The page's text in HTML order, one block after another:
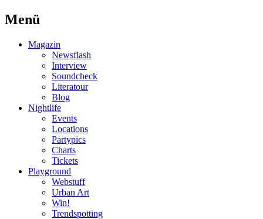
Menü
Magazin
Newsflash
Interview
Soundcheck
Literatour
Blog
Nightlife
Events
Locations
Partypics
Charts
Tickets
Playground
Webstuff
Urban Art
Win!
Trendspotting